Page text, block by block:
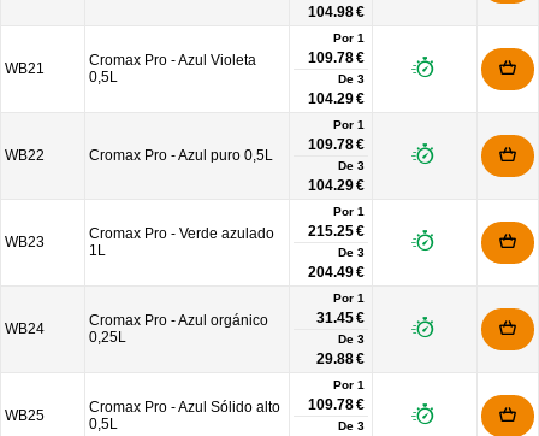
104.98 €
WB21
Cromax Pro - Azul Violeta
0,5L
Por 1
109.78 €
De 3
104.29 €
WB22 Cromax Pro - Azul puro 0,5L
Por 1
109.78 €
De 3
104.29 €
WB23
Cromax Pro - Verde azulado
1L
Por 1
215.25 €
De 3
204.49 €
WB24
Cromax Pro - Azul orgánico
0,25L
Por 1
31.45 €
De 3
29.88 €
WB25
Cromax Pro - Azul Sólido alto
0,5L
Por 1
109.78 €
De 3